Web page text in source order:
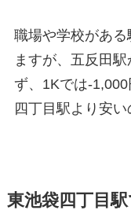
職場や学校があ
ますが、五反田
ず、1Kでは-
四丁目駅より安い
東池袋四丁目